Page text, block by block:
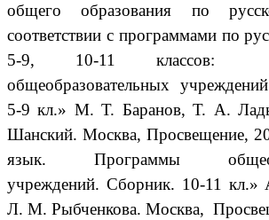
общего образования по
соответствии с программами по
5-9, 10-11 классов:
общеобразовательных
5-9 кл.» М. Т. Баранов, Т. А.
Шанский. Москва, Просвещение,
язык. Программы
учреждений. Сборник. 10-11 кл.»
Л. М. Рыбченкова. Москва,